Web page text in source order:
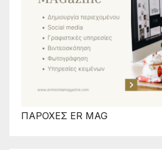
ΠΑΡΟΧΕΣ ER MAG